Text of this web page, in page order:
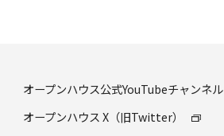
オープンハウス公式YouTubeチャンネル
オープンハウス X（旧Twitter）